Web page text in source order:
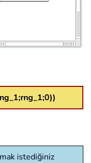
istediğiniz